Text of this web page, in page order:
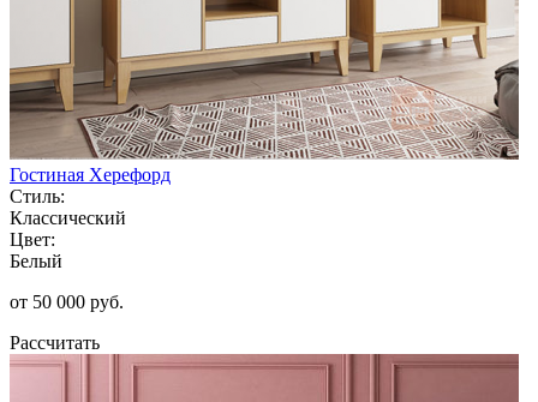
Гостиная Херефорд
Стиль:
Классический
Цвет:
Белый
от 50 000 руб.
Рассчитать